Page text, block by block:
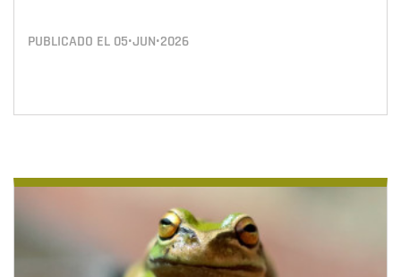
PUBLICADO EL 05•JUN•2026